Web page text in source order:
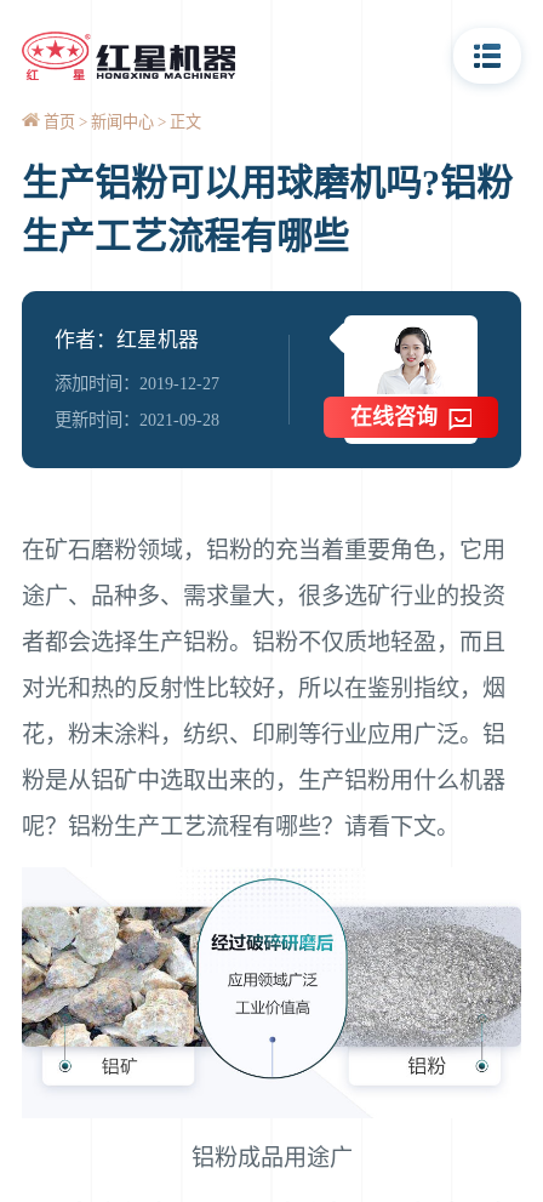
首页 新闻中心 正文
生产铝粉可以用球磨机吗?铝粉
生产工艺流程有哪些
作者：红星机器
添加时间：2019-12-27
更新时间：2021-09-28
在线咨询
在矿石磨粉领域，铝粉的充当着重要角色，它用
途广、品种多、需求量大，很多选矿行业的投资
者都会选择生产铝粉。铝粉不仅质地轻盈，而且
对光和热的反射性比较好，所以在鉴别指纹，烟
花，粉末涂料，纺织、印刷等行业应用广泛。铝
粉是从铝矿中选取出来的，生产铝粉用什么机器
呢？铝粉生产工艺流程有哪些？请看下文。
铝粉成品用途广